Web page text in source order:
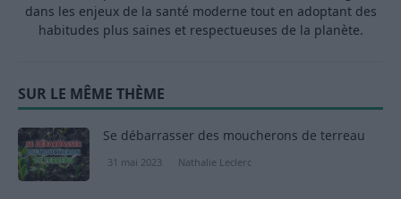
dans les enjeux de la santé moderne tout en adoptant des
habitudes plus saines et respectueuses de la planète.
SUR LE MÊME THÈME
Se débarrasser des moucherons de terreau
31 mai 2023 Nathalie Leclerc